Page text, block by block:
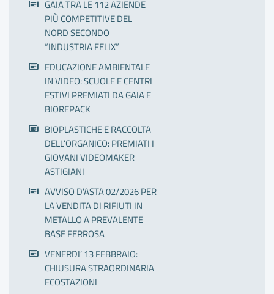
GAIA TRA LE 112 AZIENDE
PIÙ COMPETITIVE DEL
NORD SECONDO
“INDUSTRIA FELIX”
EDUCAZIONE AMBIENTALE
IN VIDEO: SCUOLE E CENTRI
ESTIVI PREMIATI DA GAIA E
BIOREPACK
BIOPLASTICHE E RACCOLTA
DELL’ORGANICO: PREMIATI I
GIOVANI VIDEOMAKER
ASTIGIANI
AVVISO D’ASTA 02/2026 PER
LA VENDITA DI RIFIUTI IN
METALLO A PREVALENTE
BASE FERROSA
VENERDI’ 13 FEBBRAIO:
CHIUSURA STRAORDINARIA
ECOSTAZIONI